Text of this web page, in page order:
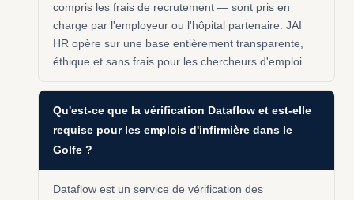
compris les frais de recrutement — sont pris en
charge par l'employeur ou l'hôpital partenaire. JAI
HR opère sur une base entièrement transparente,
éthique et sans frais pour les chercheurs d'emploi.
Qu'est-ce que la vérification Dataflow et est-elle
requise pour les emplois d'infirmière dans le
Golfe ?
Dataflow est un service de vérification des